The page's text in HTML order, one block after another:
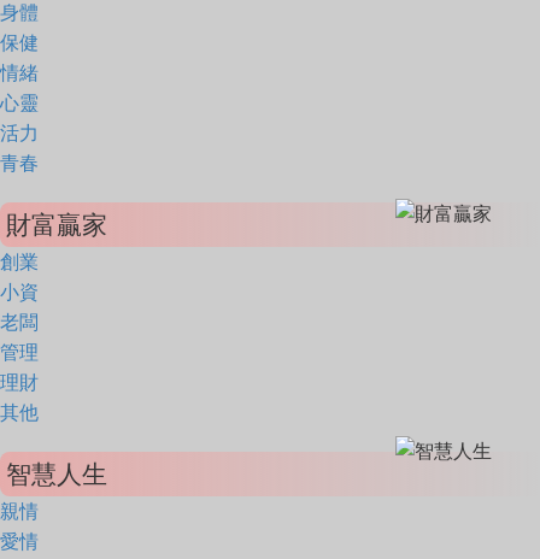
身體
保健
情緒
心靈
活力
青春
財富贏家
創業
小資
老闆
管理
理財
其他
智慧人生
親情
愛情